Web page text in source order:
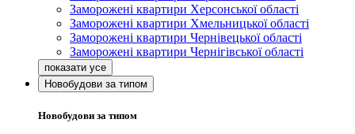
Заморожені квартири Херсонської області
Заморожені квартири Хмельницької області
Заморожені квартири Чернівецької області
Заморожені квартири Чернігівської області
Новобудови за типом
Новобудови за типом